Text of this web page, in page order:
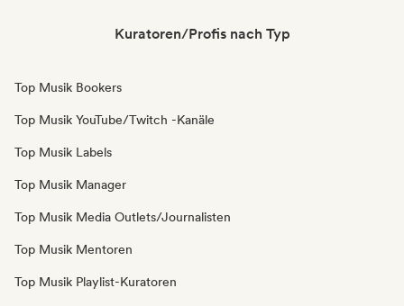
Kuratoren/Profis nach Typ
Top Musik Bookers
Top Musik YouTube/Twitch -Kanäle
Top Musik Labels
Top Musik Manager
Top Musik Media Outlets/Journalisten
Top Musik Mentoren
Top Musik Playlist-Kuratoren